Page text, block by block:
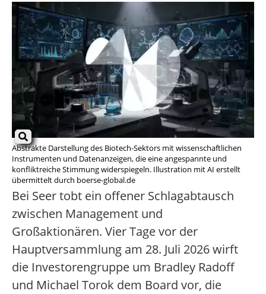
Abstrakte Darstellung des Biotech-Sektors mit wissenschaftlichen
Instrumenten und Datenanzeigen, die eine angespannte und
konfliktreiche Stimmung widerspiegeln. Illustration mit AI erstellt
übermittelt durch boerse-global.de
Bei Seer tobt ein offener Schlagabtausch
zwischen Management und
Großaktionären. Vier Tage vor der
Hauptversammlung am 28. Juli 2026 wirft
die Investorengruppe um Bradley Radoff
und Michael Torok dem Board vor, die